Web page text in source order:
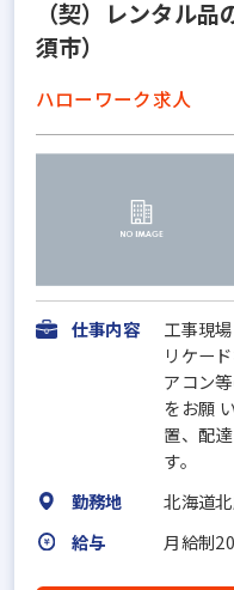
（契）レンタル
須市）
ハローワーク求人
仕事内容
工事現
リケー
アコン
をお願
置、配
す。
勤務地
北海道
給与
月給制